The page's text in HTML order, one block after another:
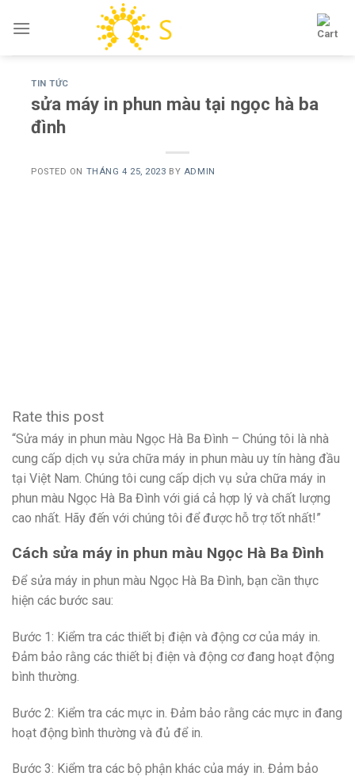
TIN TỨC
sửa máy in phun màu tại ngọc hà ba
đình
POSTED ON THÁNG 4 25, 2023 BY ADMIN
Rate this post
“Sửa máy in phun màu Ngọc Hà Ba Đình – Chúng tôi là nhà
cung cấp dịch vụ sửa chữa máy in phun màu uy tín hàng đầu
tại Việt Nam. Chúng tôi cung cấp dịch vụ sửa chữa máy in
phun màu Ngọc Hà Ba Đình với giá cả hợp lý và chất lượng
cao nhất. Hãy đến với chúng tôi để được hỗ trợ tốt nhất!”
Cách sửa máy in phun màu Ngọc Hà Ba Đình
Để sửa máy in phun màu Ngọc Hà Ba Đình, bạn cần thực
hiện các bước sau:
Bước 1: Kiểm tra các thiết bị điện và động cơ của máy in.
Đảm bảo rằng các thiết bị điện và động cơ đang hoạt động
bình thường.
Bước 2: Kiểm tra các mực in. Đảm bảo rằng các mực in đang
hoạt động bình thường và đủ để in.
Bước 3: Kiểm tra các bộ phận khác của máy in. Đảm bảo